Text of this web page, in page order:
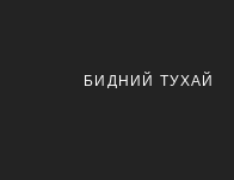
БИДНИЙ ТУХАЙ